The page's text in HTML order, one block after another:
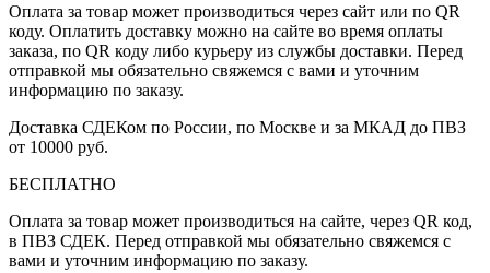
Оплата за товар может производиться через сайт или по QR
коду. Оплатить доставку можно на сайте во время оплаты
заказа, по QR коду либо курьеру из службы доставки. Перед
отправкой мы обязательно свяжемся с вами и уточним
информацию по заказу.
Доставка СДЕКом по России, по Москве и за МКАД до ПВЗ
от 10000 руб.
БЕСПЛАТНО
Оплата за товар может производиться на сайте, через QR код,
в ПВЗ СДЕК. Перед отправкой мы обязательно свяжемся с
вами и уточним информацию по заказу.